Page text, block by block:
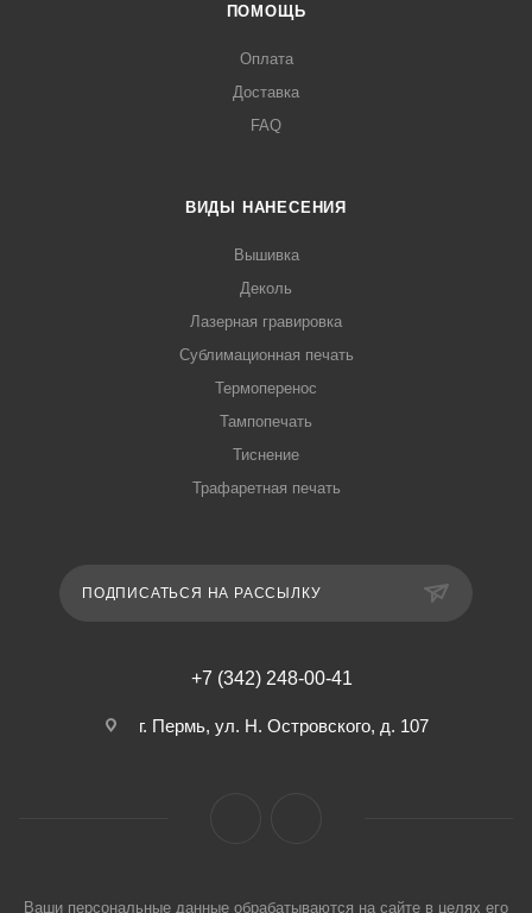
ПОМОЩЬ
Оплата
Доставка
FAQ
ВИДЫ НАНЕСЕНИЯ
Вышивка
Деколь
Лазерная гравировка
Сублимационная печать
Термоперенос
Тампопечать
Тиснение
Трафаретная печать
ПОДПИСАТЬСЯ НА РАССЫЛКУ
+7 (342) 248-00-41
г. Пермь, ул. Н. Островского, д. 107
Ваши персональные данные обрабатываются на сайте в целях его